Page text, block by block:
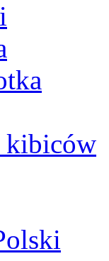
kibiców